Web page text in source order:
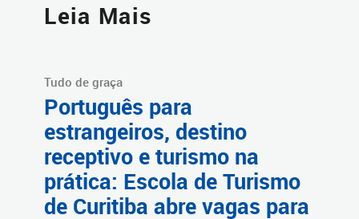
Leia Mais
Tudo de graça
Português para
estrangeiros, destino
receptivo e turismo na
prática: Escola de Turismo
de Curitiba abre vagas para